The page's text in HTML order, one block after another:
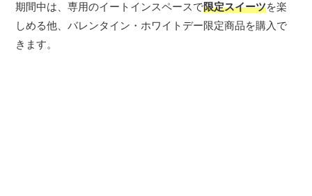
期間中は、専用のイートインスペースで限定スイーツを楽
しめる他、バレンタイン・ホワイトデー限定商品を購入で
きます。